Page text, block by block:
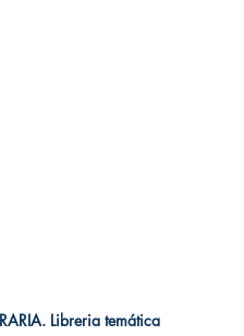
Libreria temática